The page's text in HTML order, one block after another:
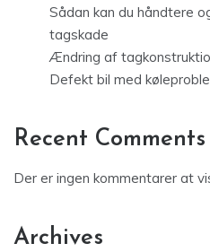
Sådan kan du håndtere
tagskade
Ændring af
Defekt bil med
Recent Comments
Der er ingen kommentarer at
Archives